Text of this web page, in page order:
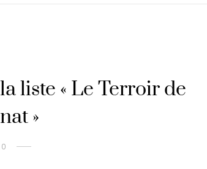
liste « Le Terroir de
»